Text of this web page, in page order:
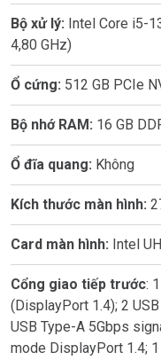
Bộ xử lý: Intel Core i5-
4,80 GHz)
Ổ cứng: 512 GB PCIe
Bộ nhớ RAM: 16 GB
Ổ đĩa quang: Không
Kích thước màn hình:
Card màn hình: Intel
Cổng giao tiếp trước:
(DisplayPort 1.4); 2
USB Type-A 5Gbps
mode DisplayPort 1.4;